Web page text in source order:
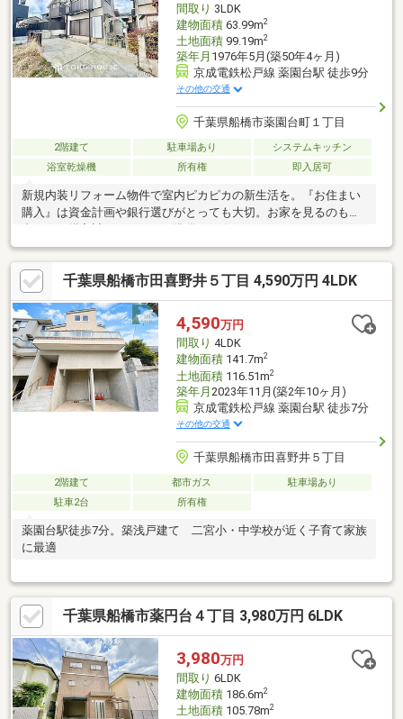
間取り 3LDK
建物面積63.99m2
土地面積99.19m2
築年月 1976年5月(築50年4ヶ月)
京成電鉄松戸線 薬園台駅 徒歩9分
その他の交通
千葉県船橋市薬園台町１丁目
2階建て 駐車場あり
システムキッチン
浴室乾燥機
所有権 即入居可
新規内装リフォーム物件で室内ピカピカの新生活を。『お住まい
購入』は資金計画や銀行選びがとっても大切。お家を見るのも大
軽にお問合せ下さい。
千葉県船橋市田喜野井５丁目 4,590万円 4LDK
4,590万円
間取り 4LDK
建物面積141.7m2
土地面積116.51m2
築年月 2023年11月(築2年10ヶ月)
京成電鉄松戸線 薬園台駅 徒歩7分
その他の交通
千葉県船橋市田喜野井５丁目
2階建て 都市ガス
駐車場あり
駐車2台
所有権
薬園台駅徒歩7分。築浅戸建て 二宮小・中学校が近く子育て家族
に最適
千葉県船橋市薬円台４丁目 3,980万円 6LDK
3,980万円
間取り 6LDK
建物面積186.6m2
土地面積105.78m2